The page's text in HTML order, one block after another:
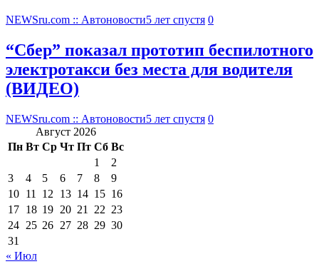
NEWSru.com :: Автоновости5 лет спустя 0
“Сбер” показал прототип беспилотного
электротакси без места для водителя
(ВИДЕО)
NEWSru.com :: Автоновости5 лет спустя 0
Август 2026
Пн Вт Ср Чт Пт Сб Вс
1
2
3
4 5 6 7 8
9
10 11 12 13 14 15 16
17 18 19 20 21 22 23
24 25 26 27 28 29 30
31
« Июл